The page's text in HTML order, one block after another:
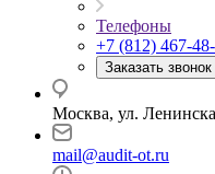
Телефоны
+7 (812) 467-
Заказать звонок
Москва, ул.
mail@audit-ot.ru